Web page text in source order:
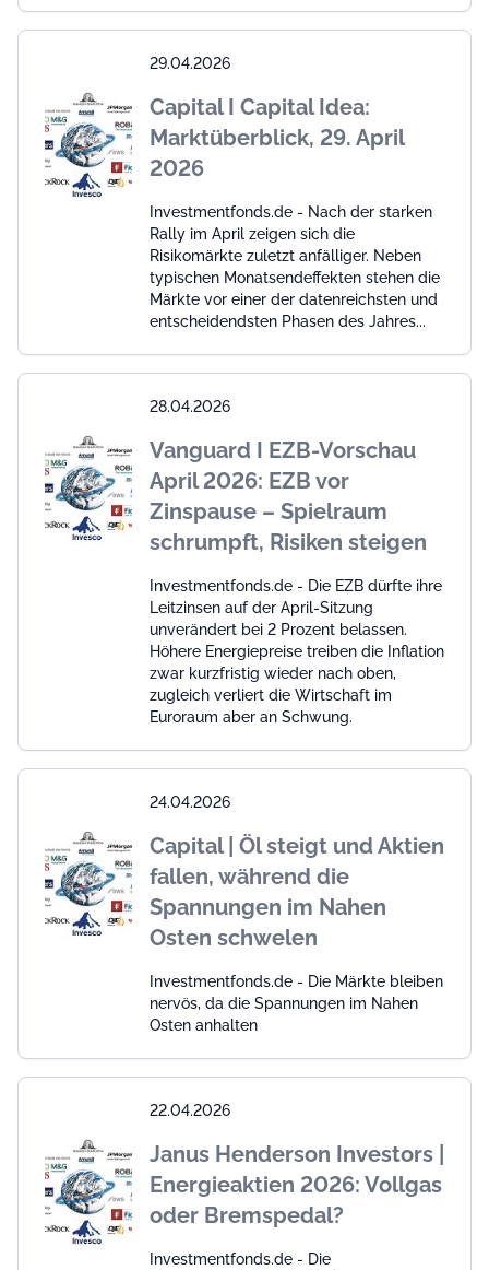
29.04.2026
Capital I Capital Idea:
Marktüberblick, 29. April
2026
Investmentfonds.de - Nach der starken
Rally im April zeigen sich die
Risikomärkte zuletzt anfälliger. Neben
typischen Monatsendeffekten stehen die
Märkte vor einer der datenreichsten und
entscheidendsten Phasen des Jahres...
28.04.2026
Vanguard I EZB-Vorschau
April 2026: EZB vor
Zinspause – Spielraum
schrumpft, Risiken steigen
Investmentfonds.de - Die EZB dürfte ihre
Leitzinsen auf der April-Sitzung
unverändert bei 2 Prozent belassen.
Höhere Energiepreise treiben die Inflation
zwar kurzfristig wieder nach oben,
zugleich verliert die Wirtschaft im
Euroraum aber an Schwung.
24.04.2026
Capital | Öl steigt und Aktien
fallen, während die
Spannungen im Nahen
Osten schwelen
Investmentfonds.de - Die Märkte bleiben
nervös, da die Spannungen im Nahen
Osten anhalten
22.04.2026
Janus Henderson Investors |
Energieaktien 2026: Vollgas
oder Bremspedal?
Investmentfonds.de - Die